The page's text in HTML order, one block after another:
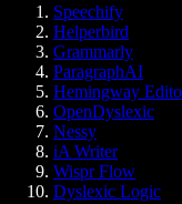
Speechify
Helperbird
Grammarly
ParagraphAI
Hemingway
OpenDyslexic
Nessy
iA Writer
Wispr Flow
Dyslexic Logic